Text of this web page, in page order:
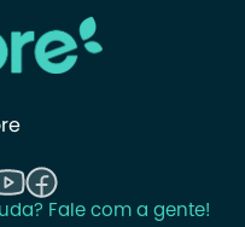
Fale com a gente!